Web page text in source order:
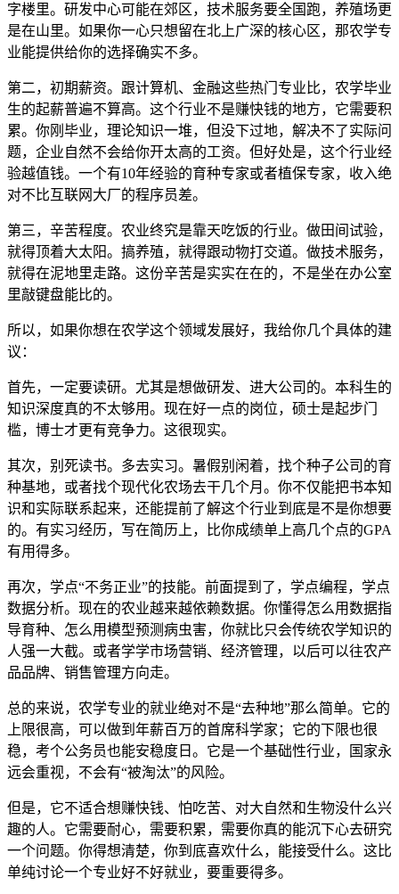
字楼里。研发中心可能在郊区，技术服务要全国跑，养殖场更
是在山里。如果你一心只想留在北上广深的核心区，那农学专
业能提供给你的选择确实不多。
第二，初期薪资。跟计算机、金融这些热门专业比，农学毕业
生的起薪普遍不算高。这个行业不是赚快钱的地方，它需要积
累。你刚毕业，理论知识一堆，但没下过地，解决不了实际问
题，企业自然不会给你开太高的工资。但好处是，这个行业经
验越值钱。一个有10年经验的育种专家或者植保专家，收入绝
对不比互联网大厂的程序员差。
第三，辛苦程度。农业终究是靠天吃饭的行业。做田间试验，
就得顶着大太阳。搞养殖，就得跟动物打交道。做技术服务，
就得在泥地里走路。这份辛苦是实实在在的，不是坐在办公室
里敲键盘能比的。
所以，如果你想在农学这个领域发展好，我给你几个具体的建
议：
首先，一定要读研。尤其是想做研发、进大公司的。本科生的
知识深度真的不太够用。现在好一点的岗位，硕士是起步门
槛，博士才更有竞争力。这很现实。
其次，别死读书。多去实习。暑假别闲着，找个种子公司的育
种基地，或者找个现代化农场去干几个月。你不仅能把书本知
识和实际联系起来，还能提前了解这个行业到底是不是你想要
的。有实习经历，写在简历上，比你成绩单上高几个点的GPA
有用得多。
再次，学点“不务正业”的技能。前面提到了，学点编程，学点
数据分析。现在的农业越来越依赖数据。你懂得怎么用数据指
导育种、怎么用模型预测病虫害，你就比只会传统农学知识的
人强一大截。或者学学市场营销、经济管理，以后可以往农产
品品牌、销售管理方向走。
总的来说，农学专业的就业绝对不是“去种地”那么简单。它的
上限很高，可以做到年薪百万的首席科学家；它的下限也很
稳，考个公务员也能安稳度日。它是一个基础性行业，国家永
远会重视，不会有“被淘汰”的风险。
但是，它不适合想赚快钱、怕吃苦、对大自然和生物没什么兴
趣的人。它需要耐心，需要积累，需要你真的能沉下心去研究
一个问题。你得想清楚，你到底喜欢什么，能接受什么。这比
单纯讨论一个专业好不好就业，要重要得多。